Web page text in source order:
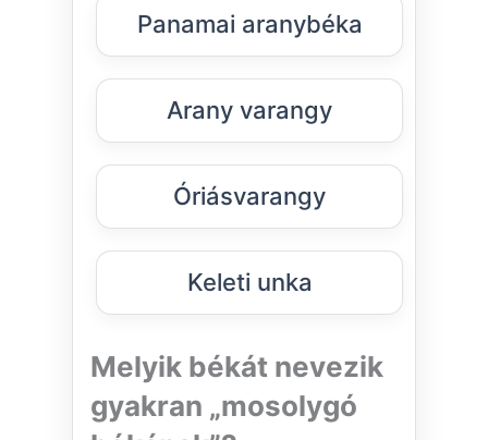
Panamai aranybéka
Arany varangy
Óriásvarangy
Keleti unka
Melyik békát nevezik
gyakran „mosolygó